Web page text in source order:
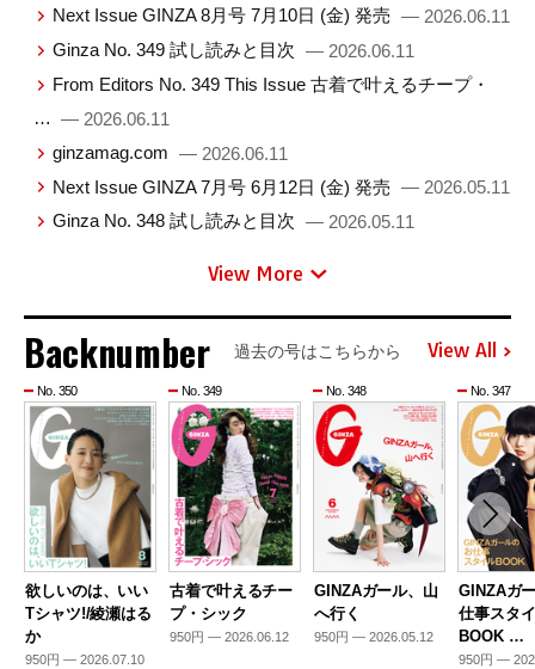
Next Issue GINZA 8月号 7月10日 (金) 発売 — 2026.06.11
Ginza No. 349 試し読みと目次 — 2026.06.11
From Editors No. 349 This Issue 古着で叶えるチープ・
… — 2026.06.11
ginzamag.com — 2026.06.11
Next Issue GINZA 7月号 6月12日 (金) 発売 — 2026.05.11
Ginza No. 348 試し読みと目次 — 2026.05.11
View More
Backnumber 過去の号はこちらから View All
No. 350
欲しいのは、いい
Tシャツ!/綾瀬はる
か
950円 — 2026.07.10
No. 349
古着で叶えるチー
プ・シック
950円 — 2026.06.12
No. 348
GINZAガール、山
へ行く
950円 — 2026.05.12
No. 347
GINZAガ
仕事スタ
BOOK …
950円 —